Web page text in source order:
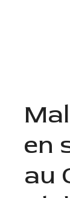
en
au